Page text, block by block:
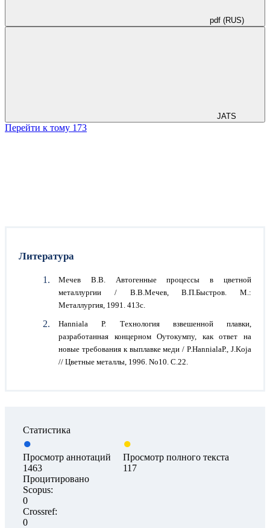
pdf (RUS)
JATS
Перейти к тому 173
Литература
Мечев В.В. Автогенные процессы в цветной
металлургии / В.В.Мечев, В.П.Быстров. М.:
Металлургия, 1991. 413с.
Hanniala Р. Технология взвешенной плавки,
разработанная концерном Оутокумпу, как ответ на
новые требования к выплавке меди / P.HannialaР., J.Koja
// Цветные металлы, 1996. No10. С.22.
Статистика
Просмотр аннотаций
1463
Просмотр полного текста
117
Процитировано
Scopus:
0
Crossref:
0